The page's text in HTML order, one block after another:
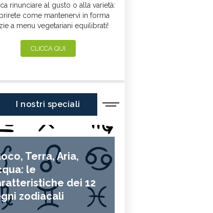
rinunciare al gusto o alla varietà:
come mantenervi in forma
a menu vegetariani equilibrati!
CLICCA QUI
I nostri speciali
Terra, Aria,
le
dei 12
zodiacali